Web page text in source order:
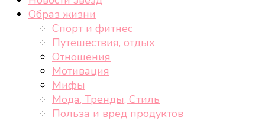
Образ жизни
Спорт и фитнес
Путешествия, отдых
Отношения
Мотивация
Мифы
Мода, Тренды, Стиль
Польза и вред продуктов